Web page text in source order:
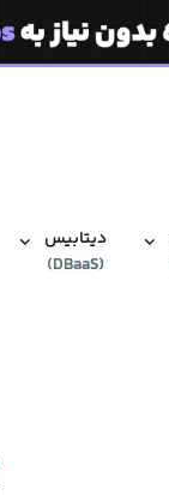
دیتابیس‌
(
DBaaS
)